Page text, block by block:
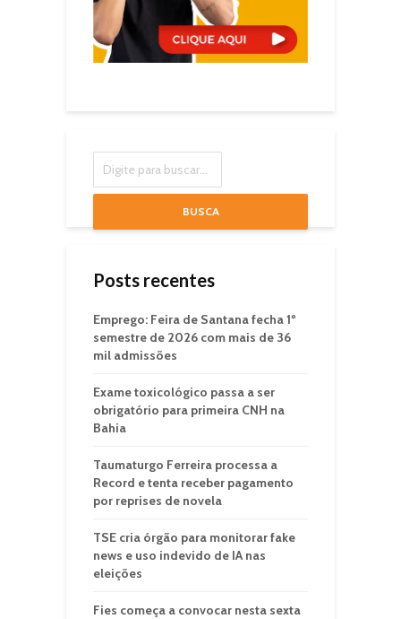
BUSCA
Posts recentes
Emprego: Feira de Santana fecha 1º
semestre de 2026 com mais de 36
mil admissões
Exame toxicológico passa a ser
obrigatório para primeira CNH na
Bahia
Taumaturgo Ferreira processa a
Record e tenta receber pagamento
por reprises de novela
TSE cria órgão para monitorar fake
news e uso indevido de IA nas
eleições
Fies começa a convocar nesta sexta